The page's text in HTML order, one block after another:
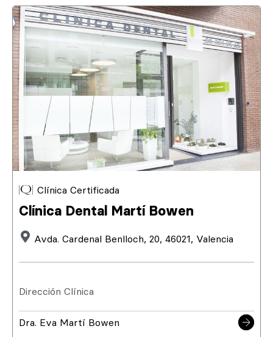
Clínica Certificada
Clínica Dental Martí Bowen
Avda. Cardenal Benlloch, 20, 46021, Valencia
Dirección Clínica
Dra. Eva Martí Bowen